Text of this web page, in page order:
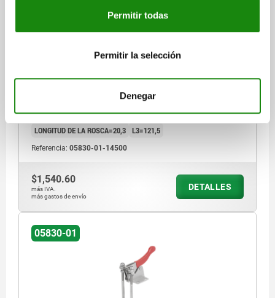
Permitir todas
Permitir la selección
Denegar
RETENCIÓN, F1=4500, ACERO INOXIDABLE ACABADO
NATURAL, COMP:PLÁSTICO ROJO
MATERIAL DEL CUERPO DE BASE=ACERO INOXIDABLE
B1=25,4 B3=17
D2=5,6 D3=M6 H=65,4 H1=111 H2=40,5
LONGITUD DE LA ROSCA=20,3 L3=121,5
Referencia: 05830-01-14500
$1,540.60
más IVA.
más gastos de envío
DETALLES
05830-01